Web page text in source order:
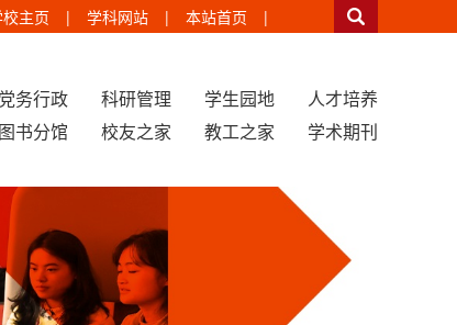
主页 | 学科网站 | 本站首页 |
党务行政 科研管理 学生园地
人才培养
图书分馆 校友之家 教工之家 学术期刊